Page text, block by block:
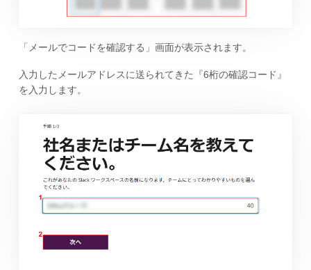
「メールでコードを確認する」画面が表示されます。
入力したメールアドレスに送られてきた『6桁の確認コード』
を入力します。